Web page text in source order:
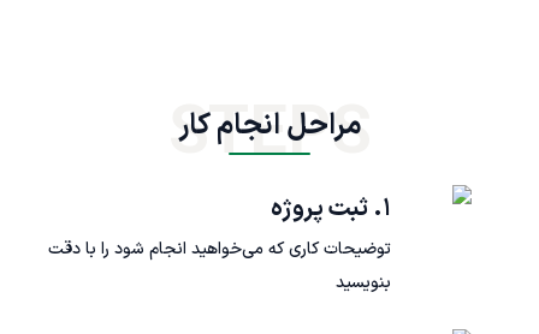
مراحل انجام کار
STEPS
۱. ثبت پروژه
توضیحات کاری که می‌خواهید انجام شود را با دقت
بنویسید